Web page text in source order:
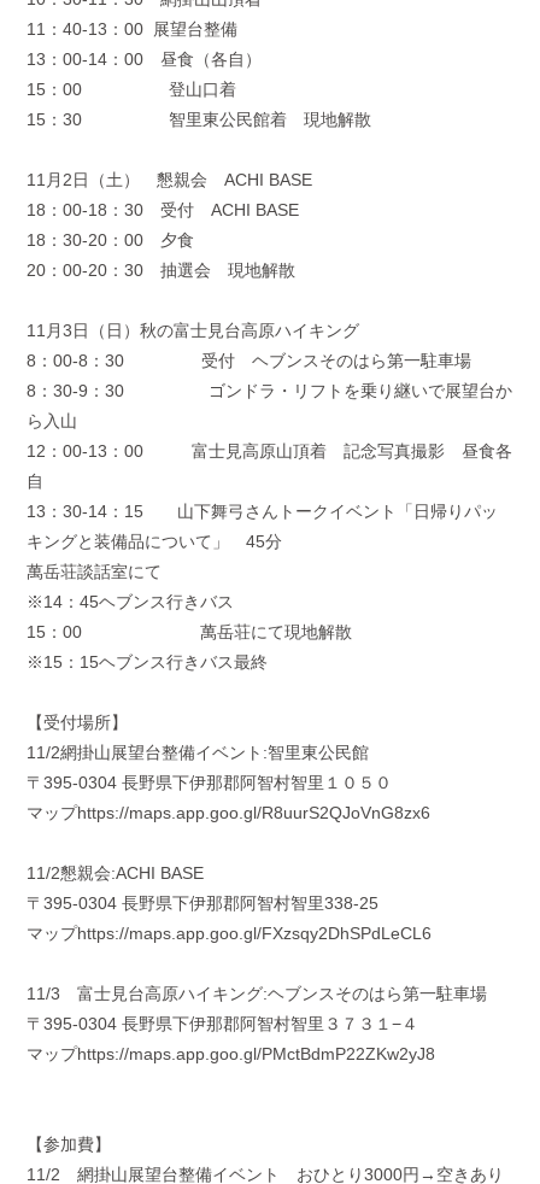
11：40-13 ：00
展望台整備
13：00-14 ：00 昼食（各自）
15：00登山口着
15：30 智里東公民館着 現地解散
11月 2日（土） 懇親会ACHI BASE
18：00-18 ：30 受付ACHI BASE
18：30-20 ：00 夕食
20：00-20 ：30 抽選会 現地解散
11月3日（日）秋の富士見台高原ハイキング
8：00-8 ：30
受付 ヘブンスそのはら第一駐車場
8：30-9 ：30 ゴンドラ・リフトを乗り継いで展望台か
ら入山
12：00-13 ：00
富士見高原山頂着 記念写真撮影 昼食各
自
13：30-14 ： 15 山下舞弓さんトークイベント「日帰りパッ
キングと装備品について」45分
萬岳荘談話室にて
※14 ：45ヘブンス行きバス
15：00 萬岳荘にて現地解散
※15 ： 15ヘブンス行きバス最終
【受付場所】
11/2網掛山展望台整備イベント :智里東公民館
〒395-0304長野県下伊那郡阿智村智里１０５０
マップhttps://maps.app.goo.gl/R8uurS2QJoVnG8zx6
11/2懇親会:ACHI BASE
〒395-0304長野県下伊那郡阿智村智里338-25
マップhttps://maps.app.goo.gl/FXzsqy2DhSPdLeCL6
11/3 富士見台高原ハイキング:ヘブンスそのはら第一駐車場
〒395-0304長野県下伊那郡阿智村智里３７３１−４
マップhttps://maps.app.goo.gl/PMctBdmP22ZKw2yJ8
【参加費】
11/2 網掛山展望台整備イベント おひとり3000円→空きあり